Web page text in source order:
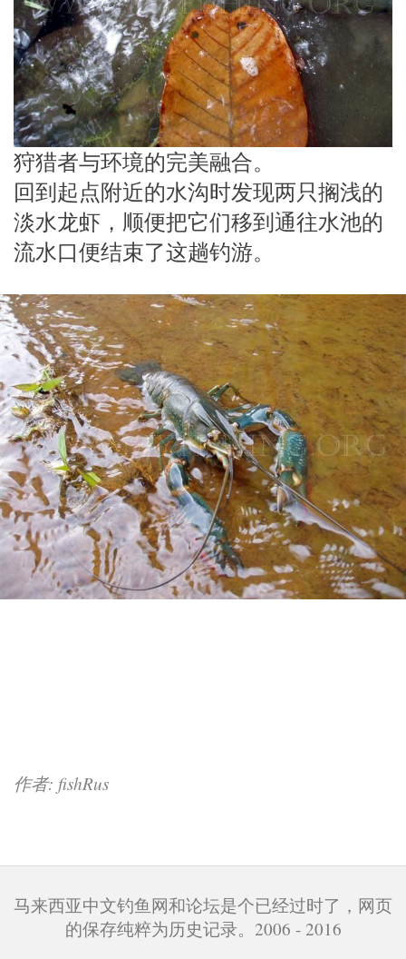
狩猎者与环境的完美融合。
回到起点附近的水沟时发现两只搁浅的
淡水龙虾，顺便把它们移到通往水池的
流水口便结束了这趟钓游。
作者: fishRus
马来西亚中文钓鱼网和论坛是个已经过时了，网页
的保存纯粹为历史记录。2006 - 2016